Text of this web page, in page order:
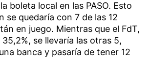
boleta local en las PASO. Esto
se quedaría con 7 de las 12
en juego. Mientras que el FdT,
se llevaría las otras 5,
banca y pasaría de tener 12